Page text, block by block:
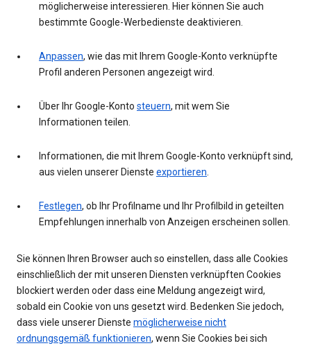
möglicherweise interessieren. Hier können Sie auch
bestimmte Google-Werbedienste deaktivieren.
Anpassen, wie das mit Ihrem Google-Konto verknüpfte
Profil anderen Personen angezeigt wird.
Über Ihr Google-Konto steuern, mit wem Sie
Informationen teilen.
Informationen, die mit Ihrem Google-Konto verknüpft sind,
aus vielen unserer Dienste exportieren.
Festlegen, ob Ihr Profilname und Ihr Profilbild in geteilten
Empfehlungen innerhalb von Anzeigen erscheinen sollen.
Sie können Ihren Browser auch so einstellen, dass alle Cookies
einschließlich der mit unseren Diensten verknüpften Cookies
blockiert werden oder dass eine Meldung angezeigt wird,
sobald ein Cookie von uns gesetzt wird. Bedenken Sie jedoch,
dass viele unserer Dienste möglicherweise nicht
ordnungsgemäß funktionieren, wenn Sie Cookies bei sich